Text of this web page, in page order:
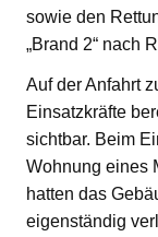
sowie den
„Brand 2“ nach
Auf der Anfahrt
Einsatzkräfte
sichtbar. Beim
Wohnung eines
hatten das
eigenständig